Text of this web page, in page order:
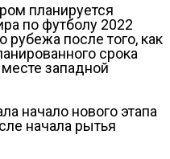
планируется
по футболу 2022
рубежа после того, как
срока
западной
начало нового этапа
начала рытья